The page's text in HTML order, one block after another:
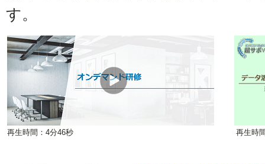
す。
再生時間：4分46秒 再生時